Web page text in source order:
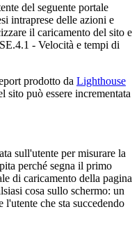
del seguente portale
intraprese delle azioni e
il caricamento del sito e
- Velocità e tempi di
prodotto da Lighthouse
sito può essere incrementata
sull'utente per misurare la
perché segna il primo
di caricamento della pagina
cosa sullo schermo: un
l'utente che sta succedendo